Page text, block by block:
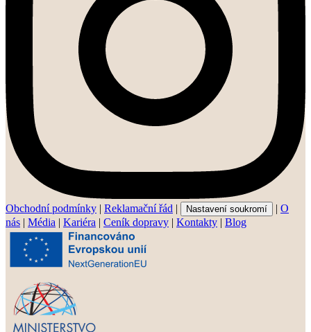
Obchodní podmínky | Reklamační řád | Nastavení soukromí | O
nás | Média | Kariéra | Ceník dopravy | Kontakty | Blog